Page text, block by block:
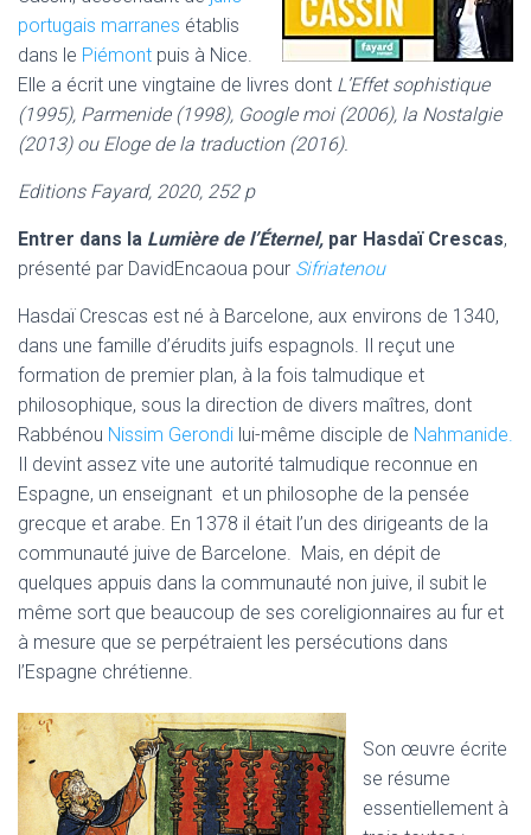
portugais marranes établis
dans le Piémont puis à Nice.
Elle a écrit une vingtaine de livres dont L’Effet sophistique
(1995), Parmenide (1998), Google moi (2006), la Nostalgie
(2013) ou Eloge de la traduction (2016).
Editions Fayard, 2020, 252 p
Entrer dans la Lumière de l’Éternel, par Hasdaï Crescas,
présenté par DavidEncaoua pour Sifriatenou
Hasdaï Crescas est né à Barcelone, aux environs de 1340,
dans une famille d’érudits juifs espagnols. Il reçut une
formation de premier plan, à la fois talmudique et
philosophique, sous la direction de divers maîtres, dont
Rabbénou Nissim Gerondi lui-même disciple de Nahmanide.
Il devint assez vite une autorité talmudique reconnue en
Espagne, un enseignant et un philosophe de la pensée
grecque et arabe. En 1378 il était l’un des dirigeants de la
communauté juive de Barcelone. Mais, en dépit de
quelques appuis dans la communauté non juive, il subit le
même sort que beaucoup de ses coreligionnaires au fur et
à mesure que se perpétraient les persécutions dans
l’Espagne chrétienne.
Son œuvre écrite
se résume
essentiellement à